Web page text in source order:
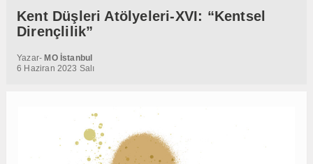
İmar ve Çevre Komisyonu
Çed Danışma Kurulu
2027 YILI AJANDASI
Öğrenci Temsilciler Kurulu
Tarih Komisyonu
Kent Düşleri Atölyeleri-XVI: “Kentsel
Dirençlilik”
Yazar- MO İstanbul
6 Haziran 2023 Salı